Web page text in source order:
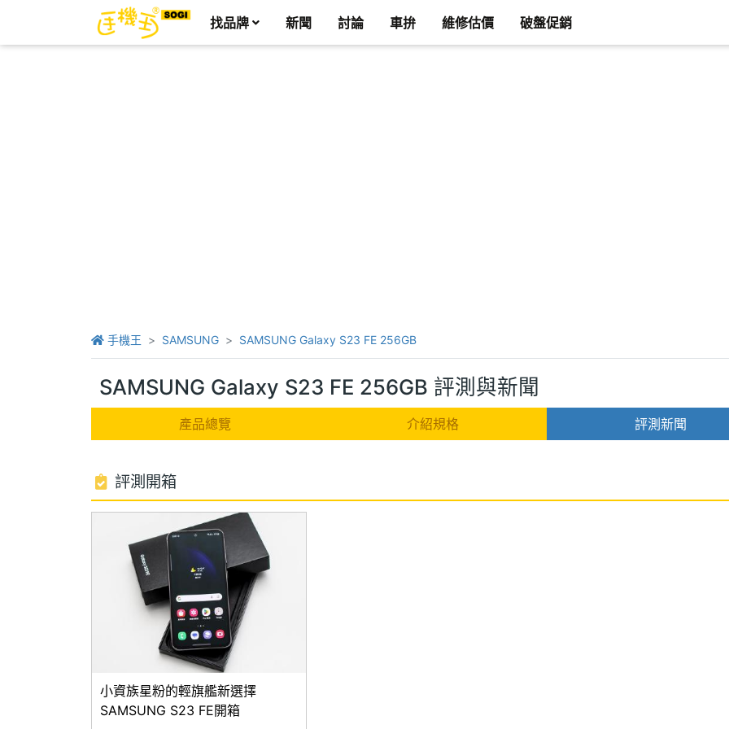
找品牌 新聞 討論 車拚 維修估價 破盤促銷
手機王 SAMSUNG SAMSUNG Galaxy S23 FE 256GB
SAMSUNG Galaxy S23 FE 256GB 評測與新聞
產品總覽 介紹規格 評測新聞
評測開箱
小資族星粉的輕旗艦新選擇
SAMSUNG S23 FE開箱